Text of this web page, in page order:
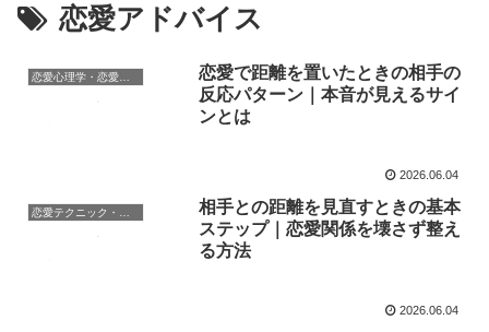
恋愛アドバイス
恋愛心理学・恋愛の科学
恋愛で距離を置いたときの相手の
反応パターン｜本音が見えるサイ
ンとは
2026.06.04
相手との距離を見直すときの基本
ステップ｜恋愛関係を壊さず整え
る方法
2026.06.04